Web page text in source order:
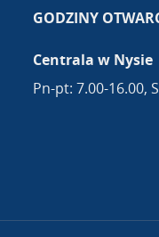
GODZINY
Centrala w Nysie
Pn-pt: 7.00-16.00,